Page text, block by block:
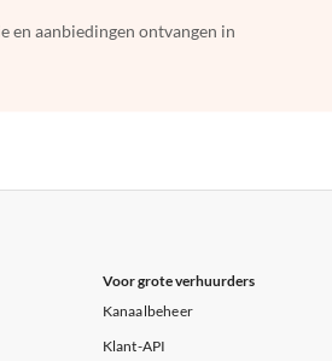
en aanbiedingen ontvangen in
Voor grote verhuurders
Kanaalbeheer
Klant-API